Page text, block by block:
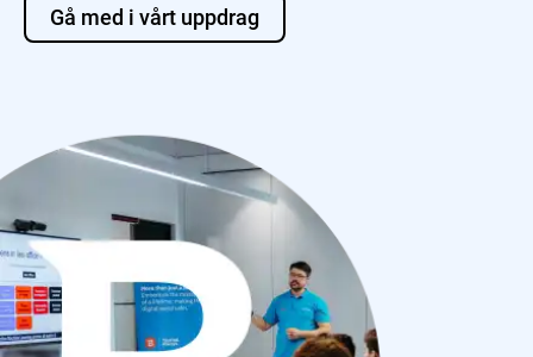
Gå med i vårt uppdrag